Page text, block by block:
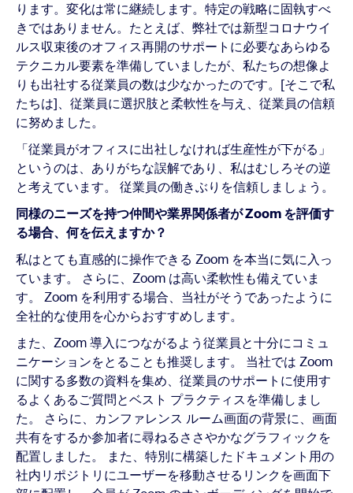
ります。変化は常に継続します。特定の戦略に固執すべ
きではありません。たとえば、弊社では新型コロナウイ
ルス収束後のオフィス再開のサポートに必要なあらゆる
テクニカル要素を準備していましたが、私たちの想像よ
りも出社する従業員の数は少なかったのです。[そこで私
たちは]、従業員に選択肢と柔軟性を与え、従業員の信頼
に努めました。
「従業員がオフィスに出社しなければ生産性が下がる」
というのは、ありがちな誤解であり、私はむしろその逆
と考えています。 従業員の働きぶりを信頼しましょう。
同様のニーズを持つ仲間や業界関係者が Zoom を評価す
る場合、何を伝えますか？
私はとても直感的に操作できる Zoom を本当に気に入っ
ています。 さらに、Zoom は高い柔軟性も備えていま
す。 Zoom を利用する場合、当社がそうであったように
全社的な使用を心からおすすめします。
また、Zoom 導入につながるよう従業員と十分にコミュ
ニケーションをとることも推奨します。 当社では Zoom
に関する多数の資料を集め、従業員のサポートに使用す
るよくあるご質問とベスト プラクティスを準備しまし
た。 さらに、カンファレンス ルーム画面の背景に、画面
共有をするか参加者に尋ねるささやかなグラフィックを
配置しました。 また、特別に構築したドキュメント用の
社内リポジトリにユーザーを移動させるリンクを画面下